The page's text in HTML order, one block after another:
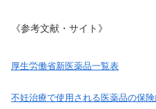
《参考文献・サイト》
厚生労働省新医薬品一覧表
不妊治療で使用される医薬品の保